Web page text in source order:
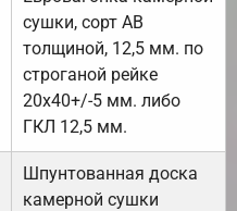
сушки, сорт АВ
толщиной, 12,5 мм. по
строганой рейке
20х40+/-5 мм. либо
ГКЛ 12,5 мм.
Шпунтованная доска
камерной сушки